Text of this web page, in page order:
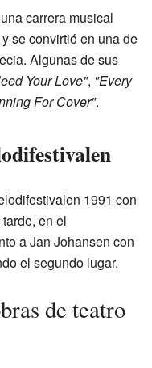
carrera musical
se convirtió en una de
Algunas de sus
Your Love", "Every
For Cover".
1991 con
en el
a Jan Johansen con
el segundo lugar.
de teatro